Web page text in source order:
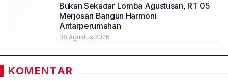
Bukan Sekadar Lomba Agustusan, RT 05
Merjosari Bangun Harmoni
Antarperumahan
08 Agustus 2026
KOMENTAR